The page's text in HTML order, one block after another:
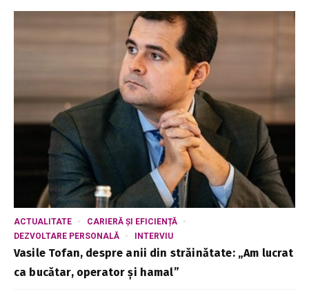
ACTUALITATE
CARIERĂ ȘI EFICIENȚĂ
DEZVOLTARE PERSONALĂ
INTERVIU
Vasile Tofan, despre anii din străinătate: „Am lucrat
ca bucătar, operator și hamal”